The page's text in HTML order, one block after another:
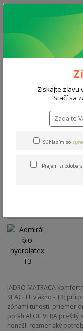
ZĽAVA: VŠETKY
PODĽA VÝBERU /
0908 777 700 Po-So:
Matrace
Admirál
JADRO MATRACA
SEACELL vlákno - T3;
zónami tuhosti, priemer
poťah ALOE VERA
nenašli rozmer aký
Získajte zľavu
Stačí sa
Súhlasím so
Prajem si